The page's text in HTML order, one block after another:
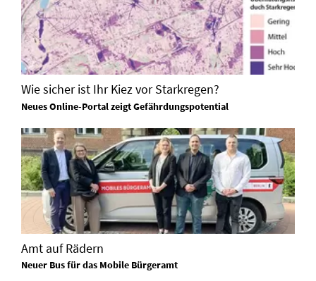
Wie sicher ist Ihr Kiez vor Starkregen?
Neues Online-Portal zeigt Gefährdungspotential
Amt auf Rädern
Neuer Bus für das Mobile Bürgeramt